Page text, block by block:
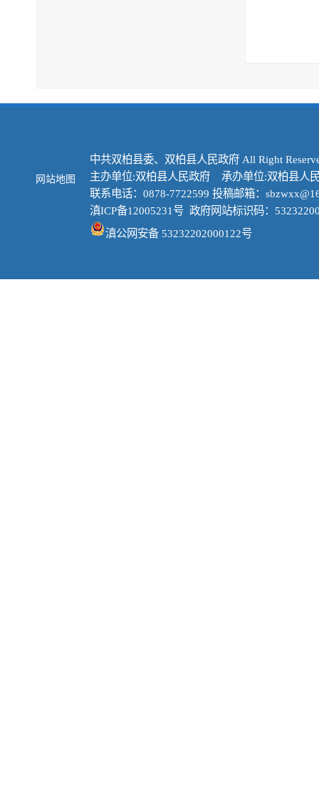
网站地图
中共双柏县委、双柏县人民政府 All Right
主办单位:双柏县人民政府 承办单位:双柏县人
联系电话：0878-7722599 投稿邮箱：
滇ICP备12005231号 政府网站标识码：
滇公网安备 53232202000122号